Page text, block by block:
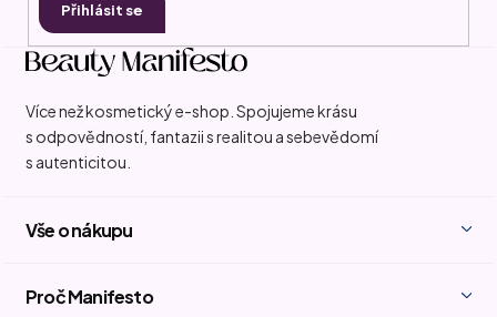
Přihlásit se
Více než kosmetický e-shop. Spojujeme krásu
s odpovědností, fantazii s realitou a sebevědomí
s autenticitou.
Vše o nákupu
Proč Manifesto